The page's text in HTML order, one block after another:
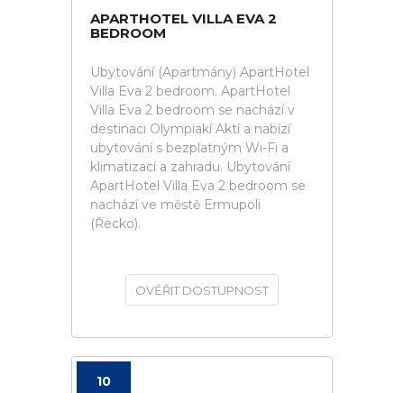
APARTHOTEL VILLA EVA 2
BEDROOM
Ubytování (Apartmány) ApartHotel
Villa Eva 2 bedroom. ApartHotel
Villa Eva 2 bedroom se nachází v
destinaci Olympiakí Aktí a nabízí
ubytování s bezplatným Wi-Fi a
klimatizací a zahradu. Ubytování
ApartHotel Villa Eva 2 bedroom se
nachází ve městě Ermupoli
(Řecko).
OVĚŘIT DOSTUPNOST
10